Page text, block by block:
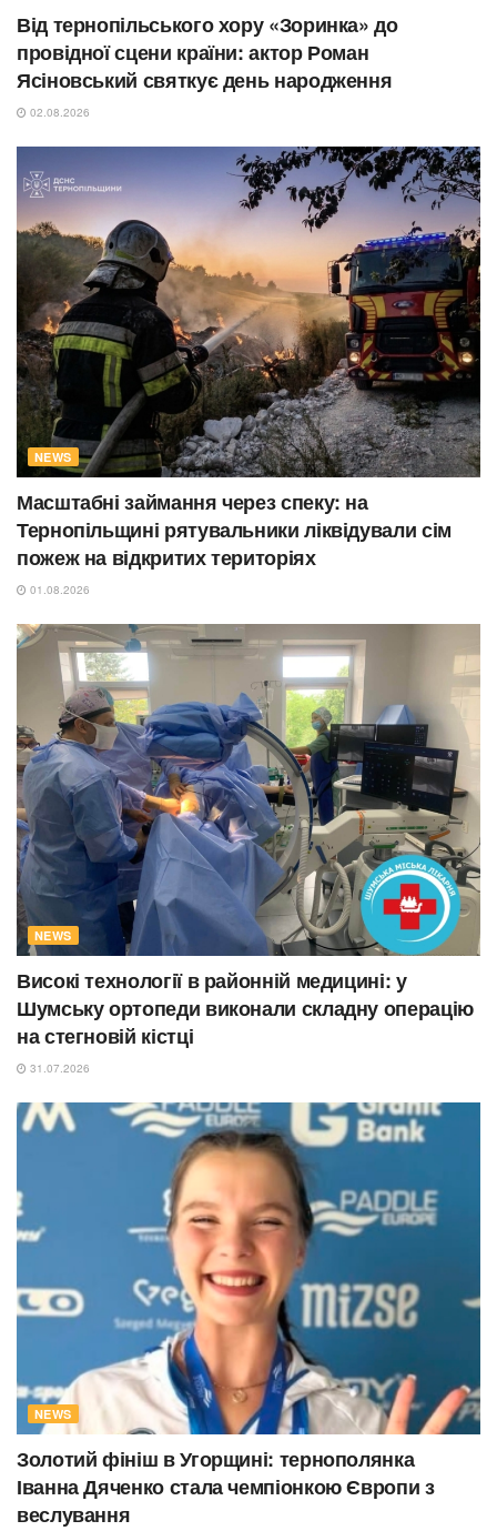
Від тернопільського хору «Зоринка» до
провідної сцени країни: актор Роман
Ясіновський святкує день народження
02.08.2026
NEWS
Масштабні займання через спеку: на
Тернопільщині рятувальники ліквідували сім
пожеж на відкритих територіях
01.08.2026
NEWS
Високі технології в районній медицині: у
Шумську ортопеди виконали складну операцію
на стегновій кістці
31.07.2026
NEWS
Золотий фініш в Угорщині: тернополянка
Іванна Дяченко стала чемпіонкою Європи з
веслування